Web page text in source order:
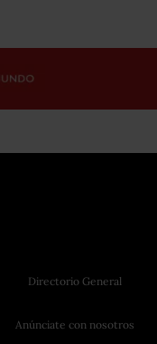
Directorio General
Anúnciate con nosotros